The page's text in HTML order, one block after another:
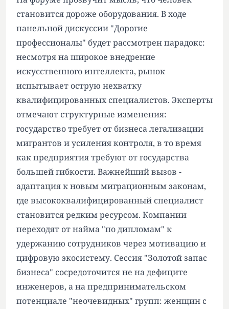
становится дороже оборудования. В ходе
панельной дискуссии "Дорогие
профессионалы" будет рассмотрен парадокс:
несмотря на широкое внедрение
искусственного интеллекта, рынок
испытывает острую нехватку
квалифицированных специалистов. Эксперты
отмечают структурные изменения:
государство требует от бизнеса легализации
мигрантов и усиления контроля, в то время
как предприятия требуют от государства
большей гибкости. Важнейший вызов -
адаптация к новым миграционным законам,
где высококвалифицированный специалист
становится редким ресурсом. Компании
переходят от найма "по дипломам" к
удержанию сотрудников через мотивацию и
цифровую экосистему. Сессия "Золотой запас
бизнеса" сосредоточится не на дефиците
инженеров, а на предпринимательском
потенциале "неочевидных" групп: женщин с